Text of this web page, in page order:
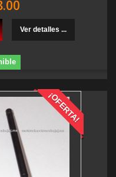
Ver detalles ...
¡OFERTA!